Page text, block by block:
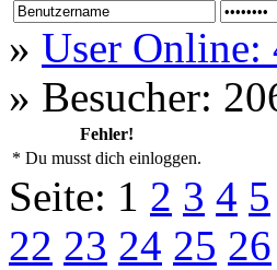
» User Online:
» Besucher:
Fehler!
* Du musst dich einloggen.
Seite: 1 2 3 4 5
22 23 24 25 26